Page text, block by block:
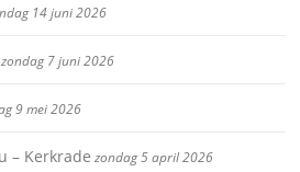
14 juni 2026
zondag 7 juni 2026
9 mei 2026
– Kerkrade zondag 5 april 2026